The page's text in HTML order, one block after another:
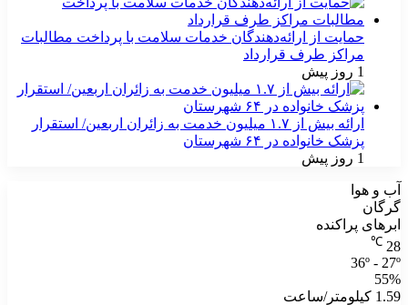
حمایت از ارائه‌دهندگان خدمات سلامت با پرداخت مطالبات
مراکز طرف قرارداد
1 روز پیش
ارائه بیش از ۱.۷ میلیون خدمت به زائران اربعین/ استقرار
پزشک خانواده در ۶۴ شهرستان
1 روز پیش
آب و هوا
گرگان
ابرهای پراکنده
28
℃
36º - 27º
55%
1.59 کیلومتر/ساعت